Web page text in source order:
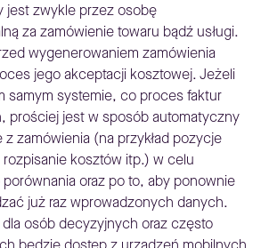
jest zwykle przez osobę
za zamówienie towaru bądź usługi.
wygenerowaniem zamówienia
jego akceptacji kosztowej. Jeżeli
samym systemie, co proces faktur
prościej jest w sposób automatyczny
z zamówienia (na przykład pozycje
kosztów itp.) w celu
porównania oraz po to, aby ponownie
już raz wprowadzonych danych.
dla osób decyzyjnych oraz często